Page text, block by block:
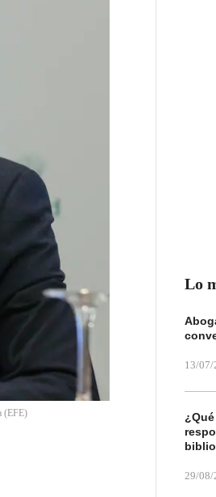
(EFE)
Lo
13/07/
29/08/